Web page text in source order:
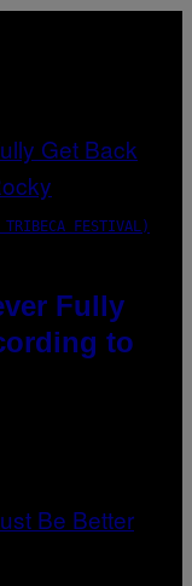
TRIBECA FESTIVAL)
Fully
to